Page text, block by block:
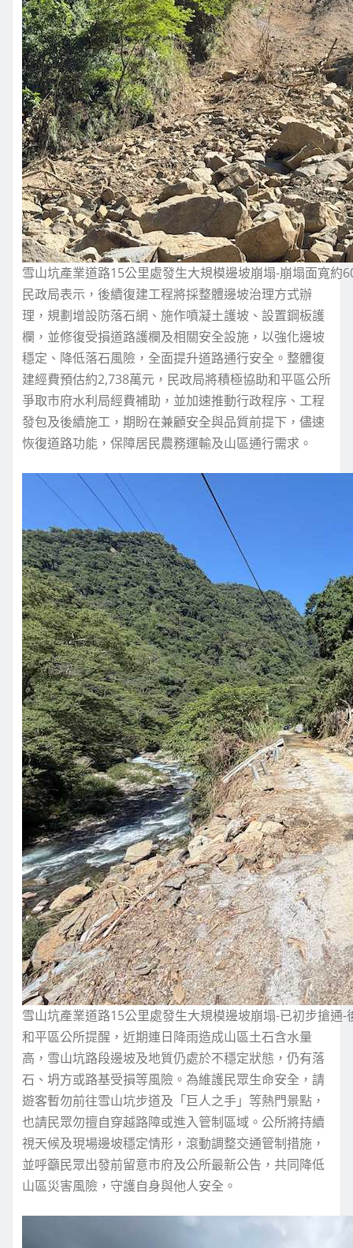
雪山坑產業道路15公里處發生大規模邊坡崩塌-崩塌面寬約
民政局表示，後續復建工程將採整體邊坡治理方式辦
理，規劃增設防落石網、施作噴凝土護坡、設置鋼板護
欄，並修復受損道路護欄及相關安全設施，以強化邊坡
穩定、降低落石風險，全面提升道路通行安全。整體復
建經費預估約2,738萬元，民政局將積極協助和平區公所
爭取市府水利局經費補助，並加速推動行政程序、工程
發包及後續施工，期盼在兼顧安全與品質前提下，儘速
恢復道路功能，保障居民農務運輸及山區通行需求。
雪山坑產業道路15公里處發生大規模邊坡崩塌-已初步搶通
和平區公所提醒，近期連日降雨造成山區土石含水量
高，雪山坑路段邊坡及地質仍處於不穩定狀態，仍有落
石、坍方或路基受損等風險。為維護民眾生命安全，請
遊客暫勿前往雪山坑步道及「巨人之手」等熱門景點，
也請民眾勿擅自穿越路障或進入管制區域。公所將持續
視天候及現場邊坡穩定情形，滾動調整交通管制措施，
並呼籲民眾出發前留意市府及公所最新公告，共同降低
山區災害風險，守護自身與他人安全。